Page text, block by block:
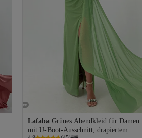
Lafaba Grünes Abendkleid für Damen
mit U-Boot-Ausschnitt, drapiertem